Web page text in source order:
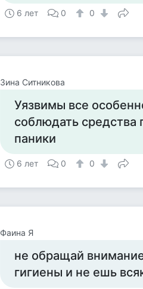
6 лет 0 0
Зина Ситникова
Уязвимы все
соблюдать
паники
6 лет 0 0
Фаина Я
не обращай
гигиены и не ешь